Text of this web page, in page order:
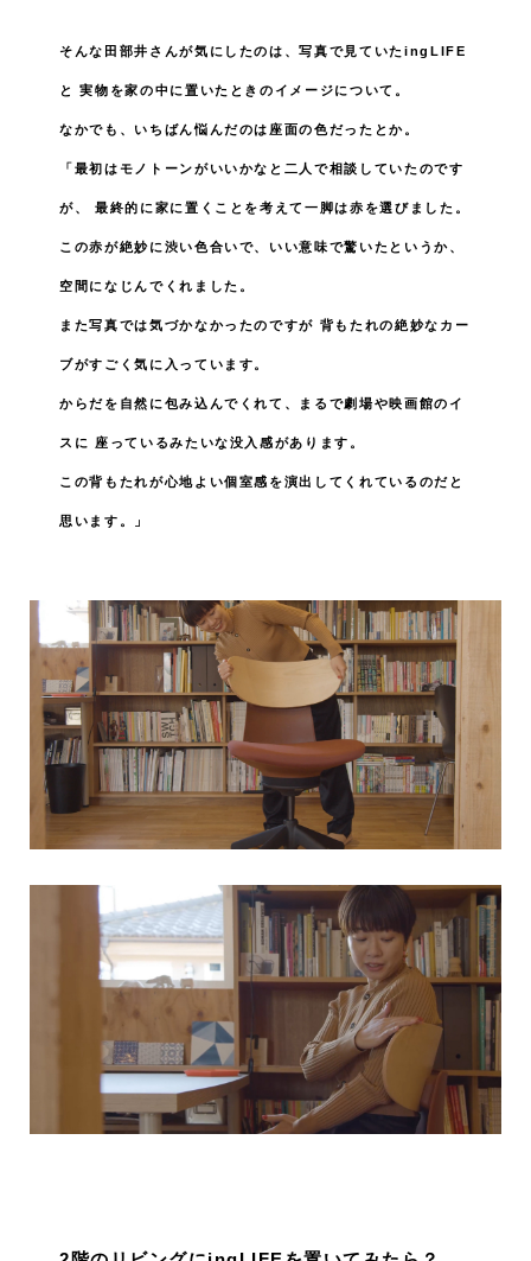
そんな田部井さんが気にしたのは、写真で見ていたingLIFE
と 実物を家の中に置いたときのイメージについて。
なかでも、いちばん悩んだのは座面の色だったとか。
「最初はモノトーンがいいかなと二人で相談していたのです
が、 最終的に家に置くことを考えて一脚は赤を選びました。
この赤が絶妙に渋い色合いで、いい意味で驚いたというか、
空間になじんでくれました。
また写真では気づかなかったのですが 背もたれの絶妙なカー
ブがすごく気に入っています。
からだを自然に包み込んでくれて、まるで劇場や映画館のイ
スに 座っているみたいな没入感があります。
この背もたれが心地よい個室感を演出してくれているのだと
思います。」